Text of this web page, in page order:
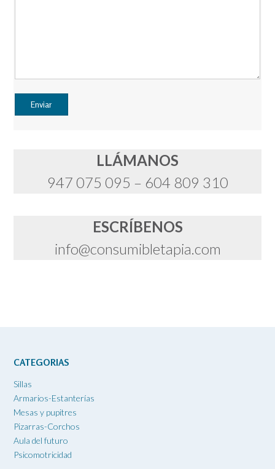
LLÁMANOS
947 075 095 – 604 809 310
ESCRÍBENOS
info@consumibletapia.com
CATEGORIAS
Sillas
Armarios-Estanterías
Mesas y pupitres
Pizarras-Corchos
Aula del futuro
Psicomotricidad